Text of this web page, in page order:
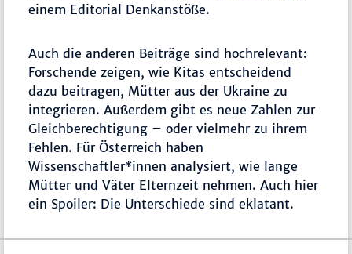
einem Editorial Denkanstöße.
Auch die anderen Beiträge sind hochrelevant:
Forschende zeigen, wie Kitas entscheidend
dazu beitragen, Mütter aus der Ukraine zu
integrieren. Außerdem gibt es neue Zahlen zur
Gleichberechtigung – oder vielmehr zu ihrem
Fehlen. Für Österreich haben
Wissenschaftler*innen analysiert, wie lange
Mütter und Väter Elternzeit nehmen. Auch hier
ein Spoiler: Die Unterschiede sind eklatant.